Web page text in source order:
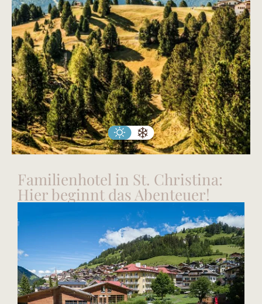
Familienhotel in St. Christina:
Hier beginnt das Abenteuer!